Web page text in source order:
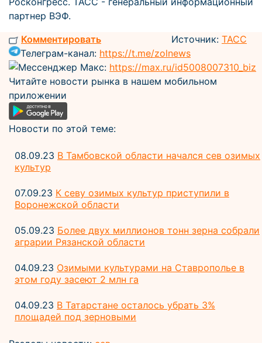
партнер ВЭФ.
Комментировать
Источник: ТАСС
Телеграм-канал: https://t.me/zolnews
Мессенджер Макс: https://max.ru/id5008007310_biz
Читайте новости рынка в нашем мобильном
приложении
Новости по этой теме:
08.09.23 В Тамбовской области начался сев озимых
культур
07.09.23 К севу озимых культур приступили в
Воронежской области
05.09.23 Более двух миллионов тонн зерна собрали
аграрии Рязанской области
04.09.23 Озимыми культурами на Ставрополье в
этом году засеют 2 млн га
04.09.23 В Татарстане осталось убрать 3%
площадей под зерновыми